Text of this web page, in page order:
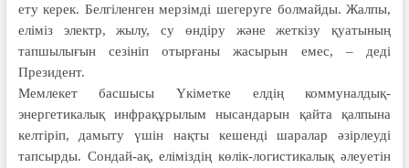
ету керек. Белгіленген мерзімді шегеруге болмайды. Жалпы,
еліміз электр, жылу, су өндіру және жеткізу қуатының
тапшылығын сезініп отырғаны жасырын емес, – деді
Президент.
Мемлекет басшысы Үкіметке елдің коммуналдық-
энергетикалық инфрақұрылым нысандарын қайта қалпына
келтіріп, дамыту үшін нақты кешенді шаралар әзірлеуді
тапсырды. Сондай-ақ, еліміздің көлік-логистикалық әлеуетін